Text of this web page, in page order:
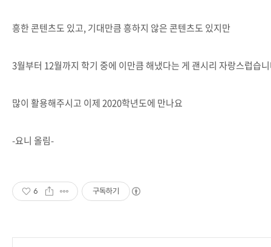
흥한 콘텐츠도 있고, 기대만큼 흥하지 않은 콘텐츠도 있지만
3월부터 12월까지 학기 중에 이만큼 해냈다는 게 괜시리 자랑스럽습
많이 활용해주시고 이제 2020학년도에 만나요
-요니 올림-
6 구독하기